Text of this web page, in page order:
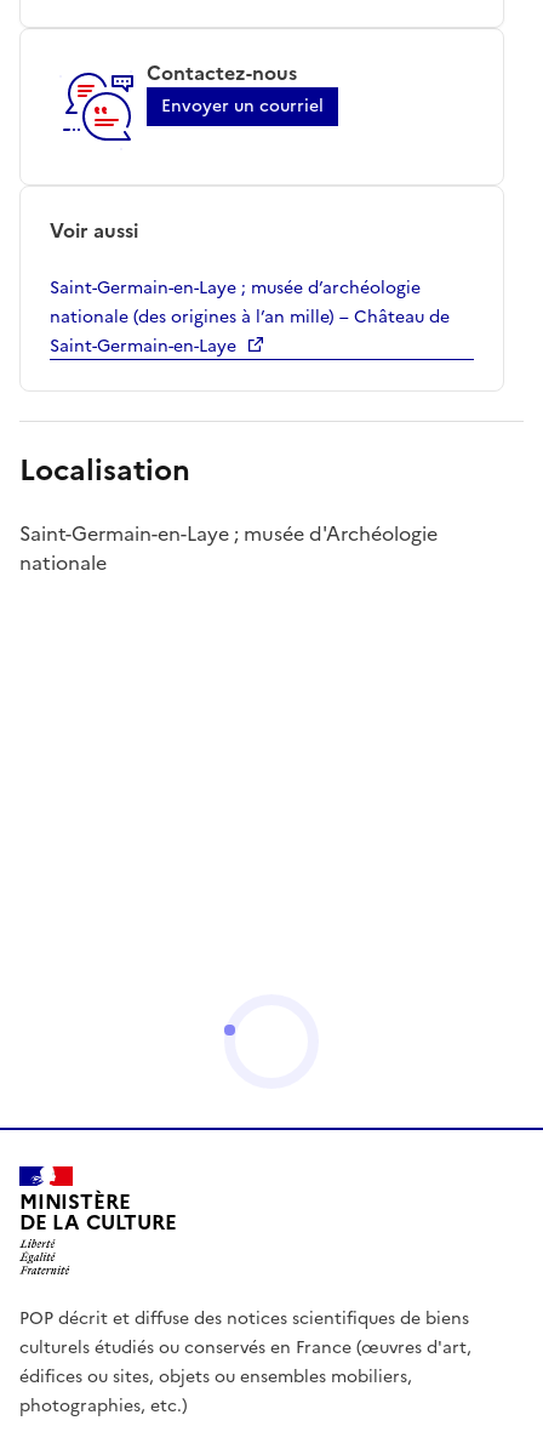
Contactez-nous
Envoyer un courriel
Voir aussi
Saint-Germain-en-Laye ; musée d’archéologie
nationale (des origines à l’an mille) – Château de
Saint-Germain-en-Laye
Localisation
Saint-Germain-en-Laye ; musée d'Archéologie
nationale
MINISTÈRE
DE LA CULTURE
POP décrit et diffuse des notices scientifiques de biens
culturels étudiés ou conservés en France (œuvres d'art,
édifices ou sites, objets ou ensembles mobiliers,
photographies, etc.)